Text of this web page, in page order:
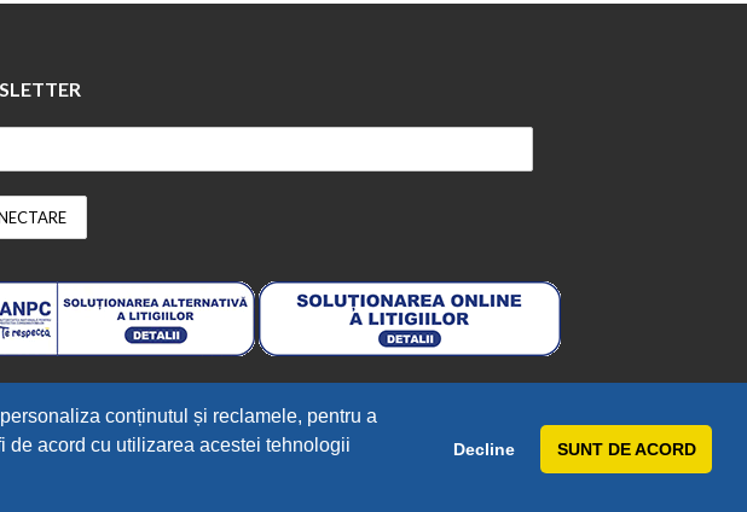
conținutul și reclamele, pentru a
de acord cu utilizarea acestei tehnologii
Decline SUNT DE ACORD